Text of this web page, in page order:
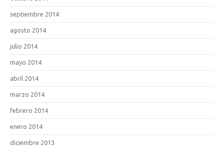
septiembre 2014
agosto 2014
julio 2014
mayo 2014
abril 2014
marzo 2014
febrero 2014
enero 2014
diciembre 2013